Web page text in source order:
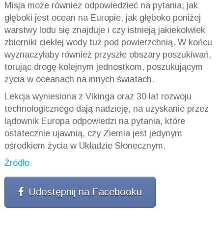
Misja może również odpowiedzieć na pytania, jak
głęboki jest ocean na Europie, jak głęboko poniżej
warstwy lodu się znajduje i czy istnieją jakiekolwiek
zbiorniki ciekłej wody tuż pod powierzchnią. W końcu
wyznaczyłaby również przyszłe obszary poszukiwań,
torując drogę kolejnym jednostkom, poszukującym
życia w oceanach na innych światach.
Lekcja wyniesiona z Vikinga oraz 30 lat rozwoju
technologicznego dają nadzieję, na uzyskanie przez
lądownik Europa odpowiedzi na pytania, które
ostatecznie ujawnią, czy Ziemia jest jedynym
ośrodkiem życia w Układzie Słonecznym.
Źródło
Udostępnij na Facebooku